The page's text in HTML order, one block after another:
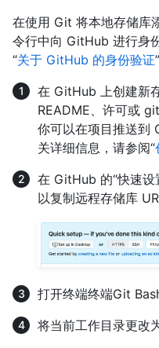
在使用 Git 将本地存储库
令行中向 GitHub 进行身
“关于 GitHub 的身份验证
在 GitHub 上创建新
README、许可或
你可以在项目推送到
关详细信息，请参阅“
在 GitHub 的“快速设
以复制远程存储库
打开终端终端Git
将当前工作目录更改